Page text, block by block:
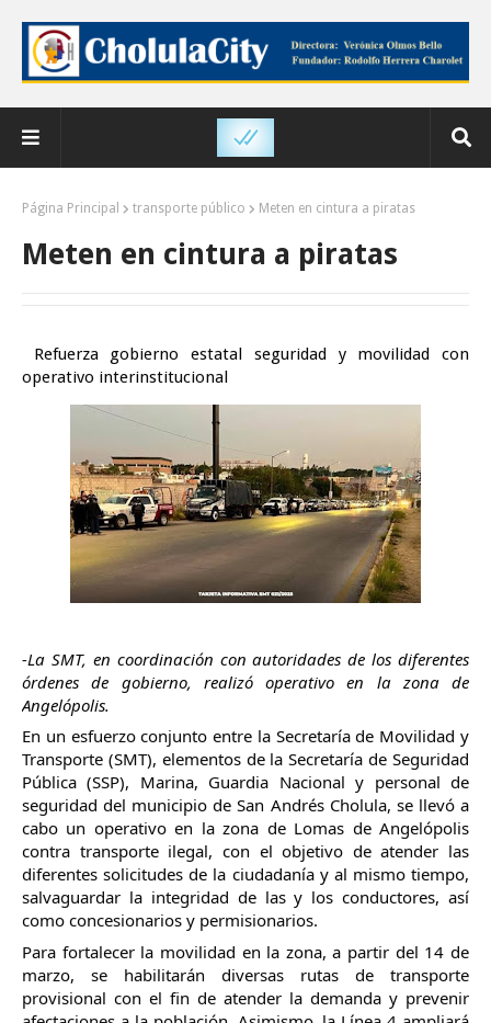
Página Principal transporte público Meten en cintura a piratas
Meten en cintura a piratas
Refuerza gobierno estatal seguridad y movilidad con
operativo interinstitucional
-La SMT, en coordinación con autoridades de los diferentes
órdenes de gobierno, realizó operativo en la zona de
Angelópolis.
En un esfuerzo conjunto entre la Secretaría de Movilidad y
Transporte (SMT), elementos de la Secretaría de Seguridad
Pública (SSP), Marina, Guardia Nacional y personal de
seguridad del municipio de San Andrés Cholula, se llevó a
cabo un operativo en la zona de Lomas de Angelópolis
contra transporte ilegal, con el objetivo de atender las
diferentes solicitudes de la ciudadanía y al mismo tiempo,
salvaguardar la integridad de las y los conductores, así
como concesionarios y permisionarios.
Para fortalecer la movilidad en la zona, a partir del 14 de
marzo, se habilitarán diversas rutas de transporte
provisional con el fin de atender la demanda y prevenir